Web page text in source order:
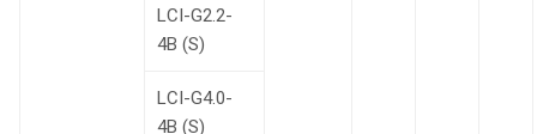
LCI-G2.2-
4B (S)
LCI-G4.0-
4B (S)